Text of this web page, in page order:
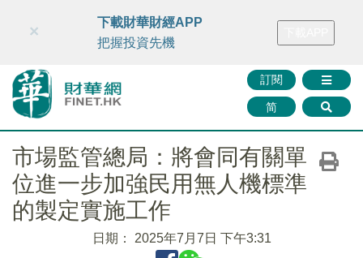
財華智庫網 FINTV FINMETA 財華證券 媒體矩陣
訂閱
简
×
下載財華財經APP
把握投資先機
市場監管總局：將會同有關單
位進一步加強民用無人機標準
的製定實施工作
日期： 2025年7月7日 下午3:31